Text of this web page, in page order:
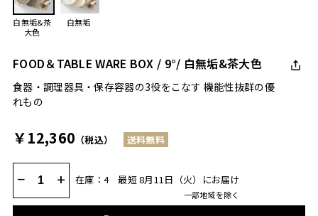
白無垢&茶
大色
白無垢
FOOD＆TABLE WARE BOX / 9°/ 白無垢&茶大色
食器・調理器具・保存容器の3役をこなす 機能性抜群の優
れもの
￥12,360 （税込） 送料無料
− + 在庫：4 最短 8月11日（火）にお届け
一部地域を除く